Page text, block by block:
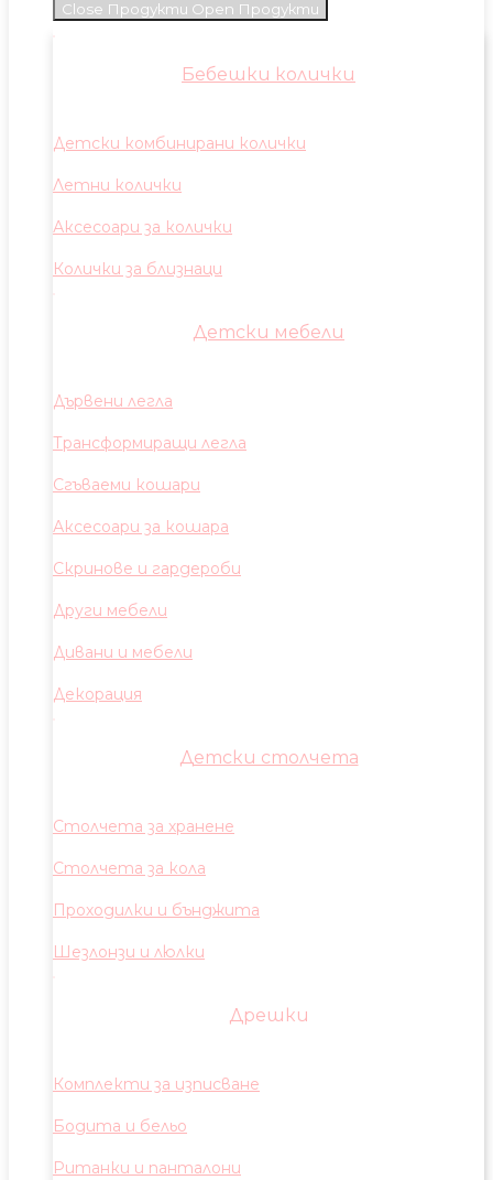
Close Продукти Open Продукти
Бебешки колички
Детски комбинирани колички
Летни колички
Аксесоари за колички
Колички за близнаци
Детски мебели
Дървени легла
Трансформиращи легла
Сгъваеми кошари
Аксесоари за кошара
Скринове и гардероби
Други мебели
Дивани и мебели
Декорация
Детски столчета
Столчета за хранене
Столчета за кола
Проходилки и бънджита
Шезлонзи и люлки
Дрешки
Комплекти за изписване
Бодита и бельо
Ританки и панталони